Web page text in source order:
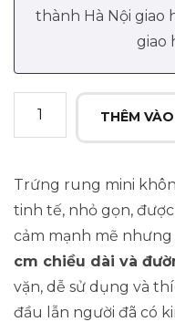
thành Hà Nội giao
giao
không
dây
sạc
điện
quantity
THÊM
Trứng rung mini
tinh tế, nhỏ gọn,
cảm mạnh mẽ
cm chiều dài và
vặn, dễ sử dụng và
đầu lẫn người đã có